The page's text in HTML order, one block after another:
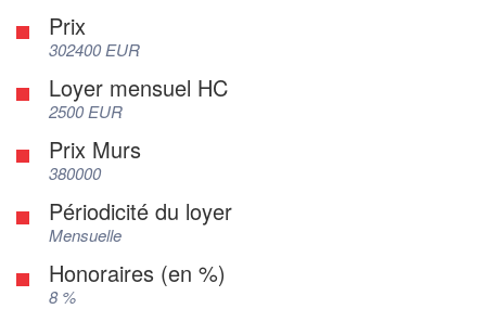
Prix
302400 EUR
Loyer mensuel HC
2500 EUR
Prix Murs
380000
Périodicité du loyer
Mensuelle
Honoraires (en %)
8 %